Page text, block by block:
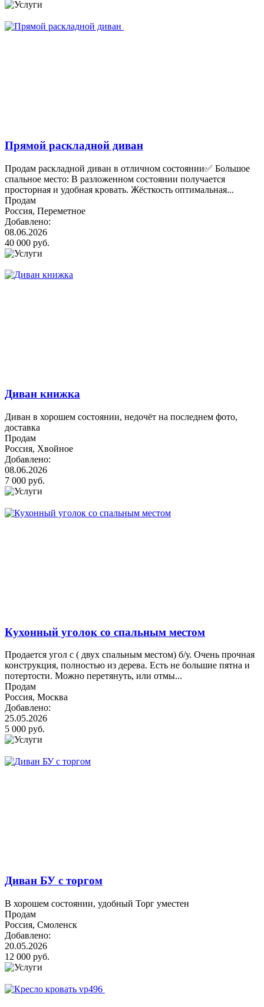
Прямой раскладной диван
Продам раскладной диван в отличном состоянии✅ Большое
спальное место: В разложенном состоянии получается
просторная и удобная кровать. Жёсткость оптимальная...
Продам
Россия, Переметное
Добавлено:
08.06.2026
40 000 руб.
Диван книжка
Диван в хорошем состоянии, недочёт на последнем фото,
доставка
Продам
Россия, Хвойное
Добавлено:
08.06.2026
7 000 руб.
Кухонный уголок со спальным местом
Продается угол с ( двух спальным местом) б/у. Очень прочная
конструкция, полностью из дерева. Есть не большие пятна и
потертости. Можно перетянуть, или отмы...
Продам
Россия, Москва
Добавлено:
25.05.2026
5 000 руб.
Диван БУ с торгом
В хорошем состоянии, удобный Торг уместен
Продам
Россия, Смоленск
Добавлено:
20.05.2026
12 000 руб.